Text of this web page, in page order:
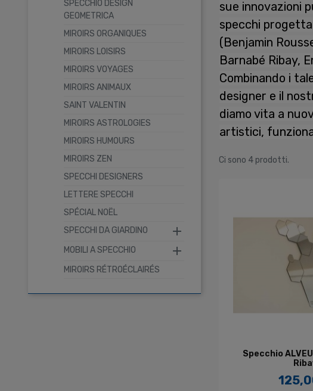
SPECCHIO DESIGN
GEOMETRICA
MIROIRS ORGANIQUES
MIROIRS LOISIRS
MIROIRS VOYAGES
MIROIRS ANIMAUX
SAINT VALENTIN
MIROIRS ASTROLOGIES
MIROIRS HUMOURS
MIROIRS ZEN
SPECCHI DESIGNERS
LETTERE SPECCHI
SPÉCIAL NOËL
SPECCHI DA GIARDINO

MOBILI A SPECCHIO 
MIROIRS RÉTROÉCLAIRÉS
sue innovazioni
specchi
(Benjamin
Barnabé Ribay,
Combinando i
designer e il
diamo vita a
artistici,
Ci sono 4 prodotti.
AGGIUNGI AL
Specchio